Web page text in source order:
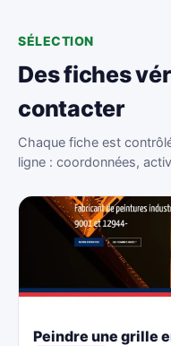
SÉLECTION
Des fiches
contacter
Chaque fiche est
ligne : coordonnées,
Peindre une grille